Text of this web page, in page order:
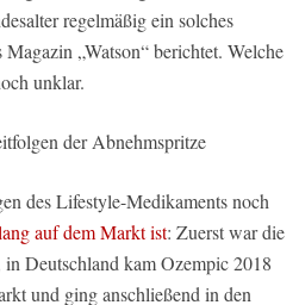
regelmäßig ein solches
„Watson“ berichtet. Welche
unklar.
der Abnehmspritze
des Lifestyle-Medikaments noch
auf dem Markt ist: Zuerst war die
Deutschland kam Ozempic 2018
und ging anschließend in den